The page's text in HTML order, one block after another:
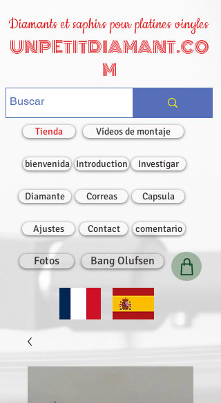
Diamants et saphirs pour platines vinyles
UNPETITDIAMANT.CO
M
Tienda Vídeos de montaje
bienvenida Introduction Investigar
Diamante Correas Capsula
Ajustes Contact comentario
Fotos Bang Olufsen